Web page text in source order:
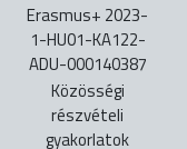
Erasmus+ 2023-
1-HU01-KA122-
ADU-000140387
Közösségi
részvételi
gyakorlatok